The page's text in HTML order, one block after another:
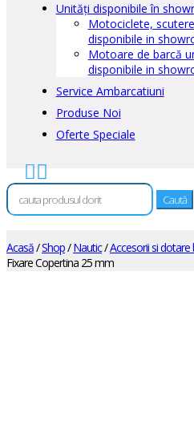
Unități disponibile în
Motociclete,
disponibile in
Motoare de barcă
disponibile in
Service Ambarcatiuni
Produse Noi
Oferte Speciale
 
Caută
după:
Acasă/Shop/Nautic/Accesorii si dotare
Fixare Copertina 25 mm